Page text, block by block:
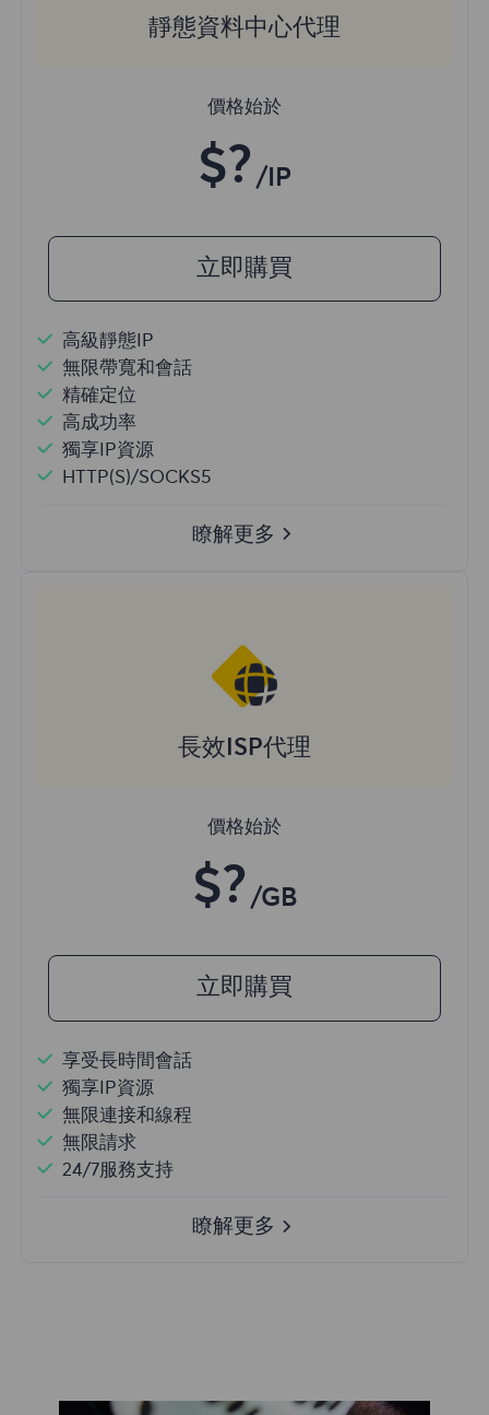
靜態資料中心代理
價格始於
$? /IP
立即購買
高級靜態IP
無限帶寬和會話
精確定位
高成功率
獨享IP資源
HTTP(S)/SOCKS5
瞭解更多
長效ISP代理
價格始於
$? /GB
立即購買
享受長時間會話
獨享IP資源
無限連接和線程
無限請求
24/7服務支持
瞭解更多